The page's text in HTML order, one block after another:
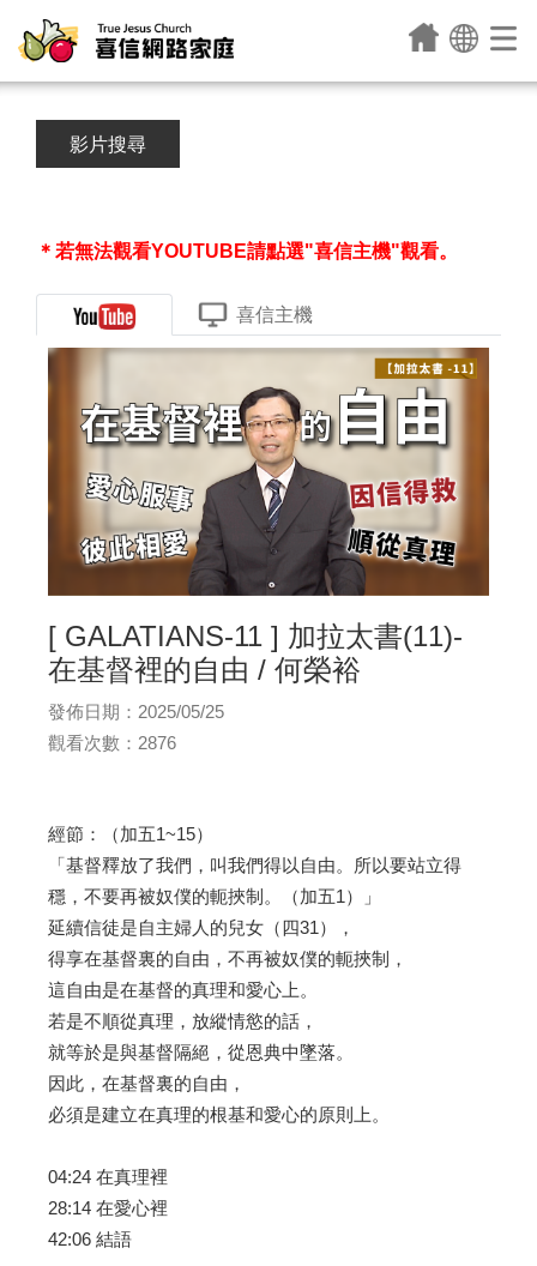
影片搜尋
＊若無法觀看YOUTUBE請點選"喜信主機"觀看。
喜信主機
[ GALATIANS-11 ] 加拉太書(11)-
在基督裡的自由 / 何榮裕
發佈日期：2025/05/25
觀看次數：2876
經節：（加五1~15）
「基督釋放了我們，叫我們得以自由。所以要站立得
穩，不要再被奴僕的軛挾制。（加五1）」
延續信徒是自主婦人的兒女（四31），
得享在基督裏的自由，不再被奴僕的軛挾制，
這自由是在基督的真理和愛心上。
若是不順從真理，放縱情慾的話，
就等於是與基督隔絕，從恩典中墜落。
因此，在基督裏的自由，
必須是建立在真理的根基和愛心的原則上。
04:24 在真理裡
28:14 在愛心裡
42:06 結語